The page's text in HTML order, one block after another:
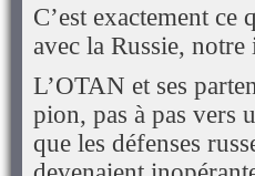
C’est exactement ce
avec la Russie,
L’OTAN et ses
pion, pas à pas vers
que les défenses